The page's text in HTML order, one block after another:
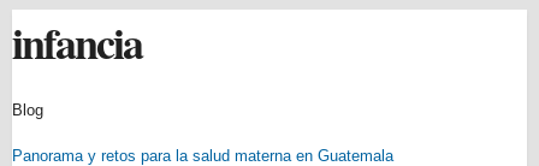
infancia
Blog
Panorama y retos para la salud materna en Guatemala